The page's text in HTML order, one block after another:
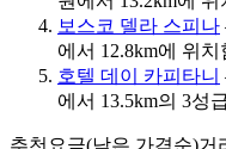
보스코 델라 스피나
에서 12.8km에 위
호텔 데이 카피타니
에서 13.5km의 3성